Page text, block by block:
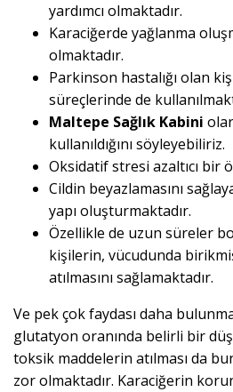
yardımcı olmaktadır.
Karaciğerde yağlanma
olmaktadır.
Parkinson hastalığı olan
süreçlerinde de
Maltepe Sağlık Kabini
kullanıldığını söyleyebiliriz.
Oksidatif stresi azaltıcı bir
Cildin beyazlamasını
yapı oluşturmaktadır.
Özellikle de uzun süreler
kişilerin, vücudunda
atılmasını sağlamaktadır.
Ve pek çok faydası daha
glutatyon oranında belirli bir
toksik maddelerin atılması da
zor olmaktadır. Karaciğerin